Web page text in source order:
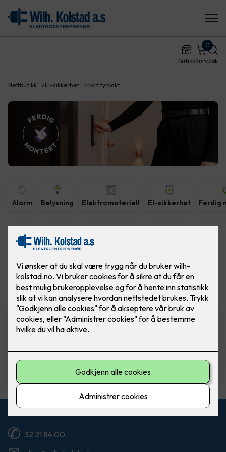
ButikkKurv
0
Søk
Nettbutikk El-sikkerhet Komfyrvakt
Alarm Belysning Elektromateriell El-sikkerhet Ferdig
Vis flerefiltre
Komfyrvakt mKomfy Wally
m/trådløs sensor
Lyng.
5,750,-
32 21 84 00